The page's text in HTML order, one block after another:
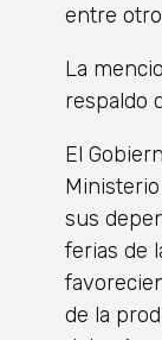
entre
La
respaldo
El
sus
ferias de
de la